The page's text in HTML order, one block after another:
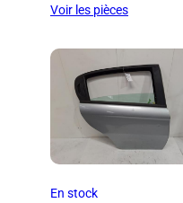
Voir les pièces
En stock